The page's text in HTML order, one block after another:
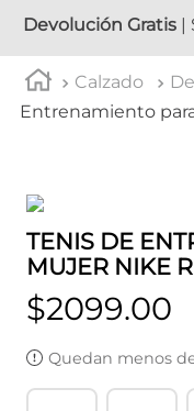
Devolución Gratis|
Calzado
Entrenamiento
TENIS DE
MUJER NIKE
$2099.00
Quedan menos
tenis hombre
5. tenis niña